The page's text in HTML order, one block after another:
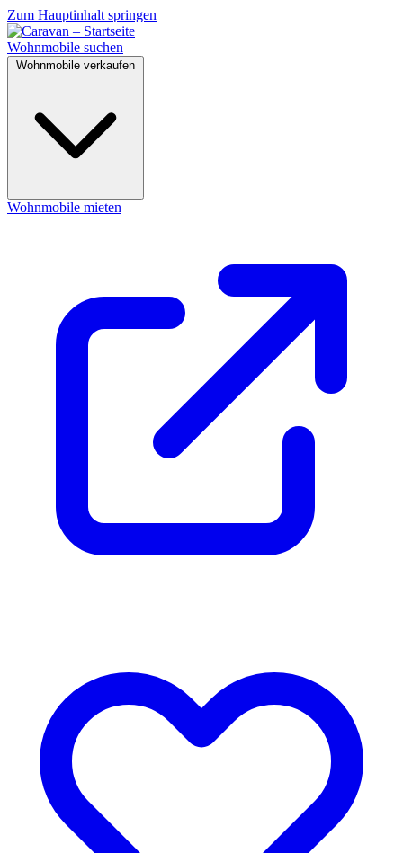
Zum Hauptinhalt springen
Wohnmobile suchen
Wohnmobile verkaufen
Wohnmobile mieten